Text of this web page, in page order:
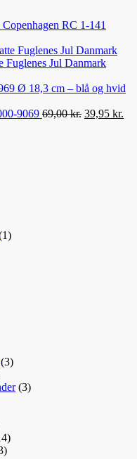
RC 1-141
Fuglenes Jul Danmark
9069 69,00kr. Den
39,95 kr.
11
33
33
14
varer
3